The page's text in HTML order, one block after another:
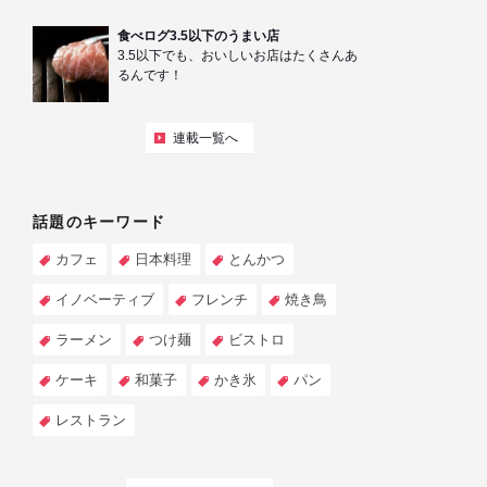
食べログ3.5以下のうまい店
3.5以下でも、おいしいお店はたくさんあ
るんです！
連載一覧へ
話題のキーワード
カフェ 日本料理 とんかつ
イノベーティブ フレンチ 焼き鳥
ラーメン つけ麺 ビストロ
ケーキ 和菓子 かき氷 パン
レストラン